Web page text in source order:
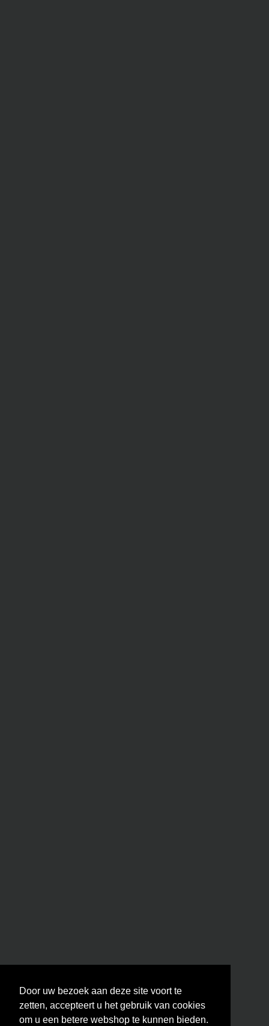
Door uw bezoek aan deze site voort te
zetten, accepteert u het gebruik van cookies
om u een betere webshop te kunnen bieden.